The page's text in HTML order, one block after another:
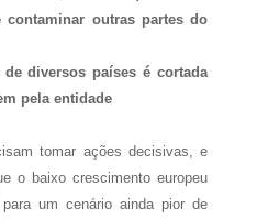
contaminar outras partes do
diversos países é cortada
pela entidade
tomar ações decisivas, e
o baixo crescimento europeu
um cenário ainda pior de